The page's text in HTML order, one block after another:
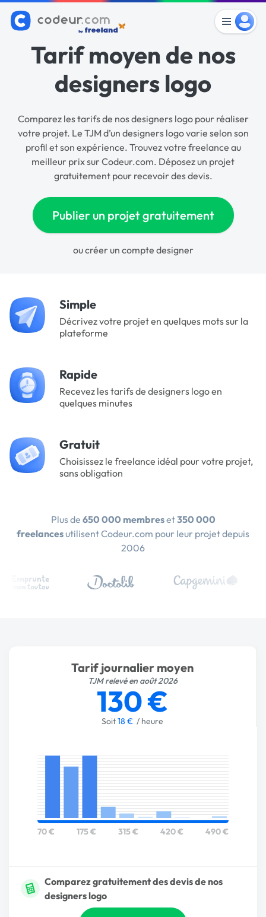
Tarif moyen de nos
designers logo
Comparez les tarifs de nos designers logo pour réaliser
votre projet. Le TJM d’un designers logo varie selon son
profil et son expérience. Trouvez votre freelance au
meilleur prix sur Codeur.com. Déposez un projet
gratuitement pour recevoir des devis.
Publier un projet gratuitement
oucréer un compte designer
Simple
Décrivez votre projet en quelques mots sur la
plateforme
Rapide
Recevez les tarifs de designers logo en
quelques minutes
Gratuit
Choisissez le freelance idéal pour votre projet,
sans obligation
Plus de 650 000 membreset350 000
freelances utilisent Codeur.com pour leur projet depuis
2006
Tarif journalier moyen
TJM relevé en août 2026
130 €
Soit18 € / heure
70 € 175 € 315 € 420 € 490 €
Comparez gratuitement des devis de nos
designers logo